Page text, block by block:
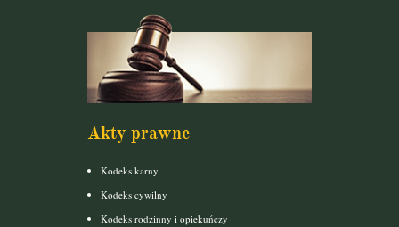
Akty prawne
Kodeks karny
Kodeks cywilny
Kodeks rodzinny i opiekuńczy